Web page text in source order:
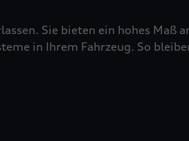
Sie bieten ein hohes
in Ihrem Fahrzeug. So